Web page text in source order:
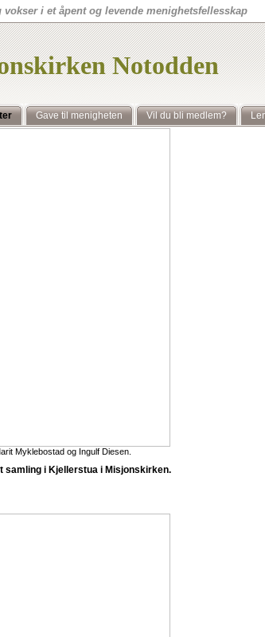
i et åpent og levende menighetsfellesskap
Notodden
Gave til menigheten Vil du bli medlem?
Myklebostad og Ingulf Diesen.
samling i Kjellerstua i Misjonskirken.